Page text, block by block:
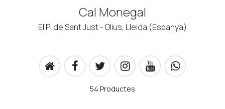
Cal Monegal
El Pi de Sant Just - Olius, Lleida (Espanya)
54 Productes